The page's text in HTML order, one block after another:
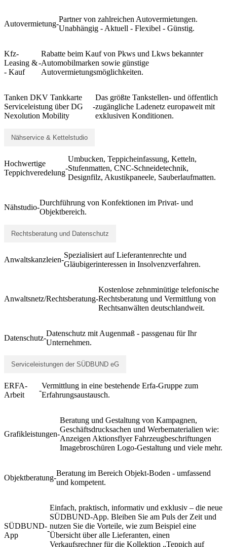
Autovermietung-
Partner von zahlreichen Autovermietungen.
Unabhängig - Aktuell - Flexibel - Günstig.
Kfz-
Leasing &
- Kauf
-
Rabatte beim Kauf von Pkws und Lkws bekannter
Automobilmarken sowie günstige
Autovermietungsmöglichkeiten.
Tanken DKV Tankkarte
Serviceleistung über DG
Nexolution Mobility
-
Das größte Tankstellen- und öffentlich
zugängliche Ladenetz europaweit mit
exklusiven Konditionen.
Nähservice & Kettelstudio
Hochwertige
Teppichveredelung
-
Umbucken, Teppicheinfassung, Ketteln,
Stufenmatten, CNC-Schneidetechnik,
Designfilz, Akustikpaneele, Sauberlaufmatten.
Nähstudio-
Durchführung von Konfektionen im Privat- und
Objektbereich.
Rechtsberatung und Datenschutz
Anwaltskanzleien-
Spezialisiert auf Lieferantenrechte und
Gläubigerinteressen in Insolvenzverfahren.
Anwaltsnetz/Rechtsberatung-
Kostenlose zehnminütige telefonische
Rechtsberatung und Vermittlung von
Rechtsanwälten deutschlandweit.
Datenschutz-
Datenschutz mit Augenmaß - passgenau für Ihr
Unternehmen.
Serviceleistungen der SÜDBUND eG
ERFA-
Arbeit
-
Vermittlung in eine bestehende Erfa-Gruppe zum
Erfahrungsaustausch.
Grafikleistungen-
Beratung und Gestaltung von Kampagnen,
Geschäftsdrucksachen und Werbematerialien wie:
Anzeigen Aktionsflyer Fahrzeugbeschriftungen
Imagebroschüren Logo-Gestaltung und viele mehr.
Objektberatung-
Beratung im Bereich Objekt-Boden - umfassend
und kompetent.
SÜDBUND-
App
-
Einfach, praktisch, informativ und exklusiv – die neue
SÜDBUND-App. Bleiben Sie am Puls der Zeit und
nutzen Sie die Vorteile, wie zum Beispiel eine
Übersicht über alle Lieferanten, einen
Verkaufsrechner für die Kollektion „Teppich auf